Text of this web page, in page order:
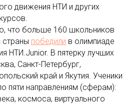
движения НТИ и других
что больше 160 школьников
страны победили в олимпиаде
НТИ.Junior. В пятерку лучших
Санкт-Петербург,
край и Якутия. Ученики
пяти направлениям (сферам):
космоса, виртуального